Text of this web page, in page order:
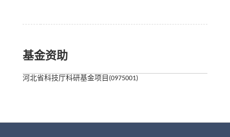
基金资助
河北省科技厅科研基金项目(0975001)